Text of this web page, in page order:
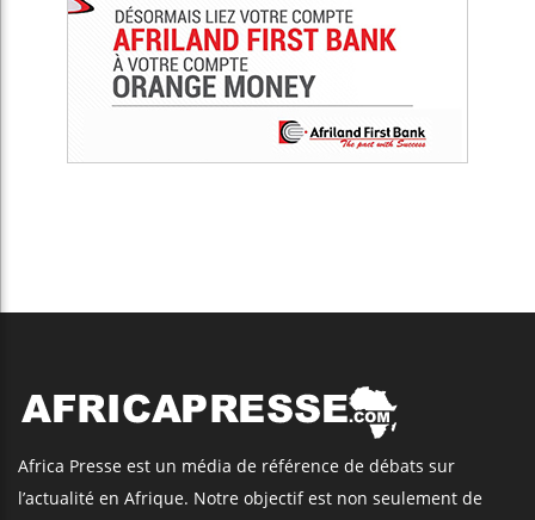
Africa Presse est un média de référence de débats sur
l’actualité en Afrique. Notre objectif est non seulement de